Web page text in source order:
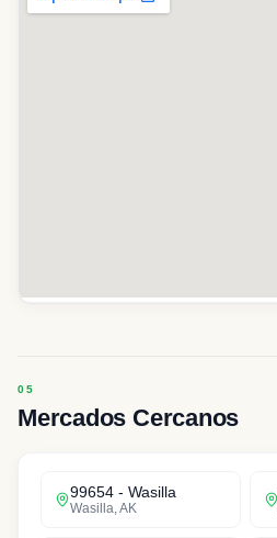
Mercados Cercanos
99654 - Wasilla
Wasilla AK